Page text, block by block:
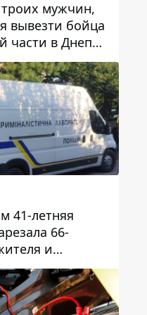
мужчин,
вывезти бойца
части в Днепр
среди
41-летняя
66-
и